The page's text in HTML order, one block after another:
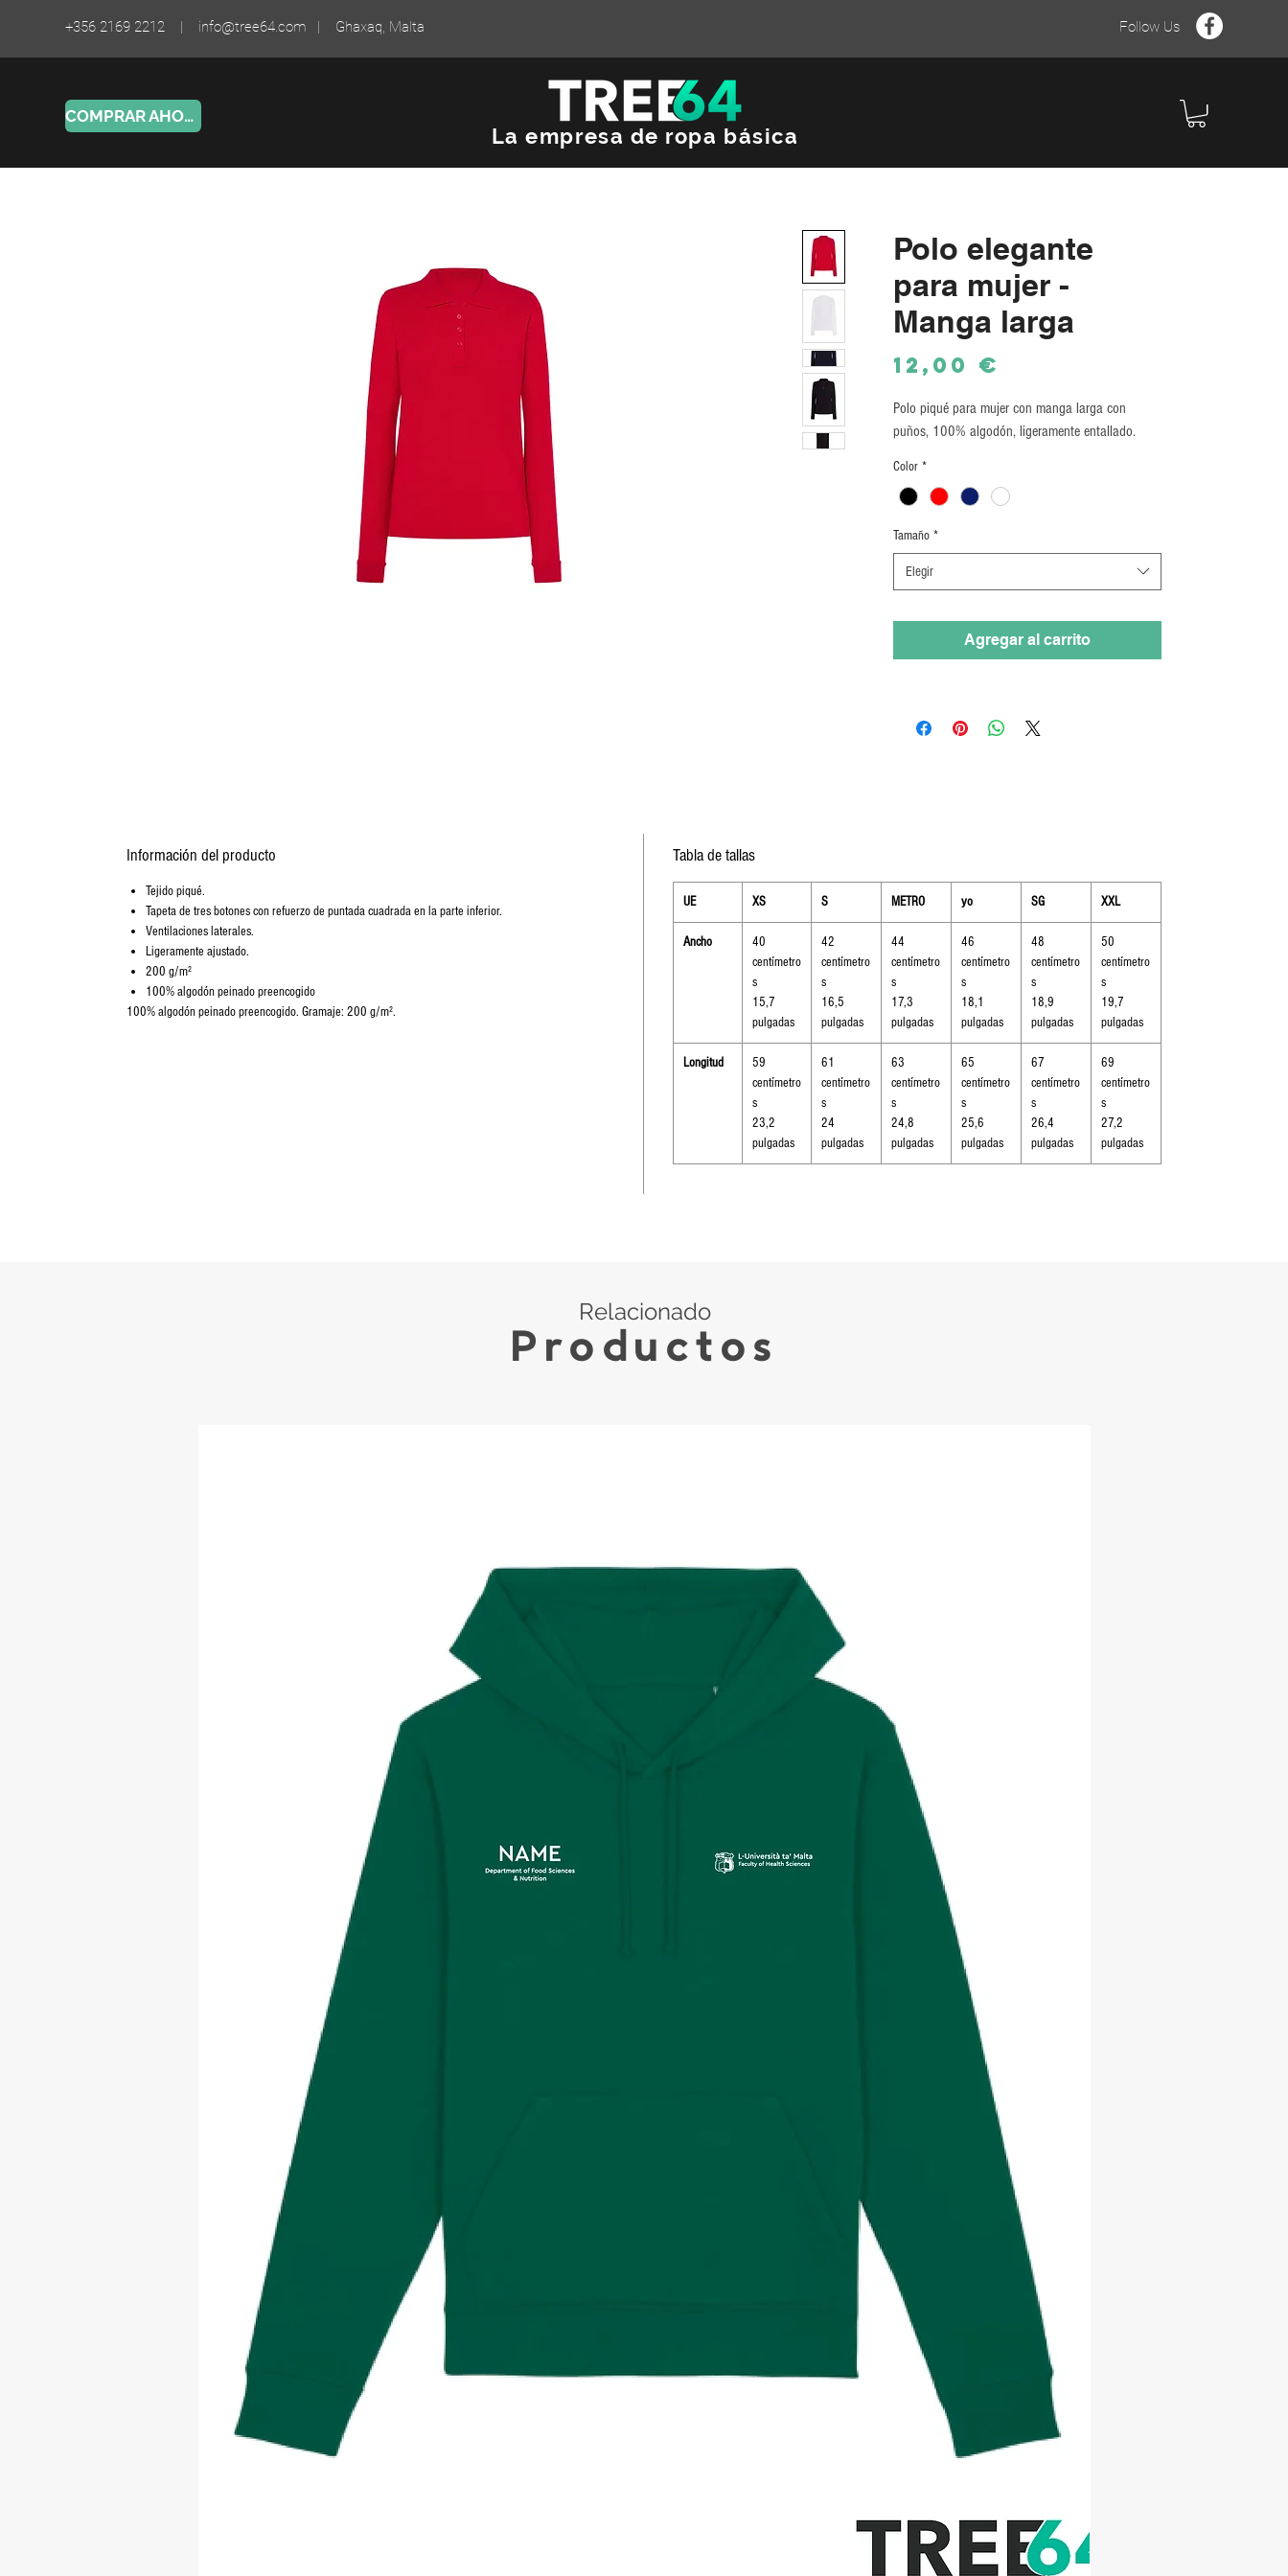
+356 2169 2212 | info@tree64.com | Ghaxaq, Malta Follow Us
COMPRAR AHORA
La empresa de ropa básica
Polo elegante
para mujer -
Manga larga
12,00 €
Polo piqué para mujer con manga larga con
puños, 100% algodón, ligeramente entallado.
Color *
Tamaño *
Elegir
Agregar al carrito
Información del producto
Tejido piqué.
Tapeta de tres botones con refuerzo de puntada cuadrada en la parte inferior.
Ventilaciones laterales.
Ligeramente ajustado.
200 g/m²
100% algodón peinado preencogido
100% algodón peinado preencogido. Gramaje: 200 g/m².
Tabla de tallas
UE XS S METRO yo SG XXL
Ancho
40
centímetro
s
15,7
pulgadas
42
centímetro
s
16,5
pulgadas
44
centímetro
s
17,3
pulgadas
46
centímetro
s
18,1
pulgadas
48
centímetro
s
18,9
pulgadas
50
centímetro
s
19,7
pulgadas
Longitud
59
centímetro
s
23,2
pulgadas
61
centímetro
s
24
pulgadas
63
centímetro
s
24,8
pulgadas
65
centímetro
s
25,6
pulgadas
67
centímetro
s
26,4
pulgadas
69
centímetro
s
27,2
pulgadas
Relacionado
Productos